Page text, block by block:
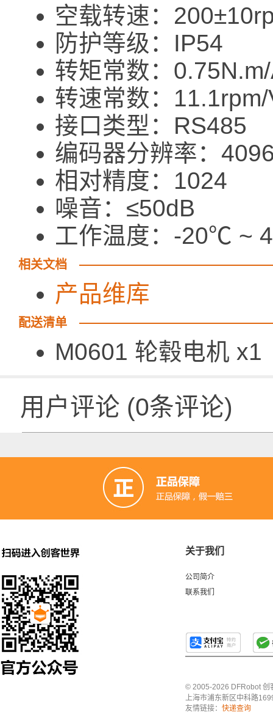
空载转速：
防护等级：IP54
转矩常数：
转速常数：
接口类型：RS485
编码器分辨率：
相对精度：1024
噪音：≤50dB
工作温度：-20℃ ~
相关文档
产品维库
配送清单
M0601 轮毂电机 x1
用户评论 (0条评论)
关于我们
公司简介
联系我们
© 2005-2026 DFRobot 创
上海市浦东新区中科路
友情链接： 快递查询